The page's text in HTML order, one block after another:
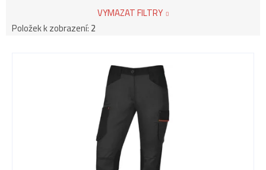
VYMAZAT FILTRY
Položek k zobrazení:2